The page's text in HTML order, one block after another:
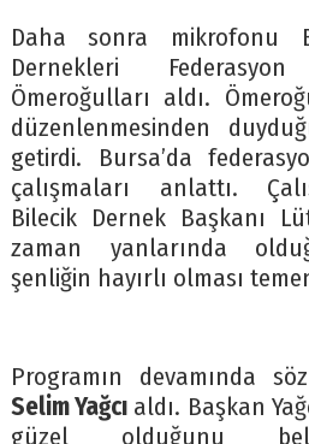
Daha sonra mikrofonu
Dernekleri
Ömeroğulları aldı.
düzenlenmesinden
getirdi. Bursa’da
çalışmaları anlattı.
Bilecik Dernek Başkanı
zaman yanlarında
şenliğin hayırlı olması
Programın devamında
Selim Yağcı aldı. Başkan
güzel olduğunu